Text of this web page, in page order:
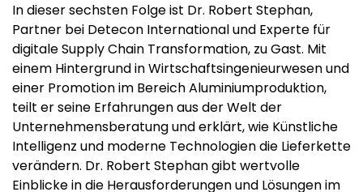
In dieser sechsten Folge ist Dr. Robert Stephan,
Partner bei Detecon International und Experte für
digitale Supply Chain Transformation, zu Gast. Mit
einem Hintergrund in Wirtschaftsingenieurwesen und
einer Promotion im Bereich Aluminiumproduktion,
teilt er seine Erfahrungen aus der Welt der
Unternehmensberatung und erklärt, wie Künstliche
Intelligenz und moderne Technologien die Lieferkette
verändern. Dr. Robert Stephan gibt wertvolle
Einblicke in die Herausforderungen und Lösungen im